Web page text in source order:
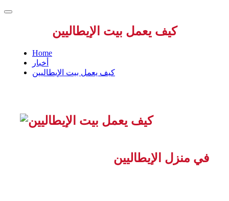
كيف يعمل بيت الإيطاليين
Home
أخبار
كيف يعمل بيت الإيطاليين
في منزل الإيطاليين